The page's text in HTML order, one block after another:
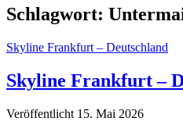
Schlagwort:
Skyline Frankfurt – Deutschland
Skyline Frankfurt –
Veröffentlicht 15. Mai 2026